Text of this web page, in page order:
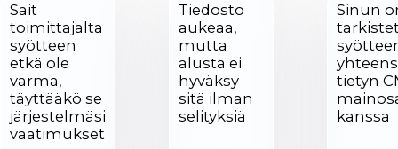
Sait
toimittajalta
syötteen
etkä ole
varma,
täyttääkö se
järjestelmäsi
vaatimukset
Tiedosto
aukeaa,
mutta
alusta ei
hyväksy
sitä ilman
selityksiä
Sinun
tietyn
kanssa